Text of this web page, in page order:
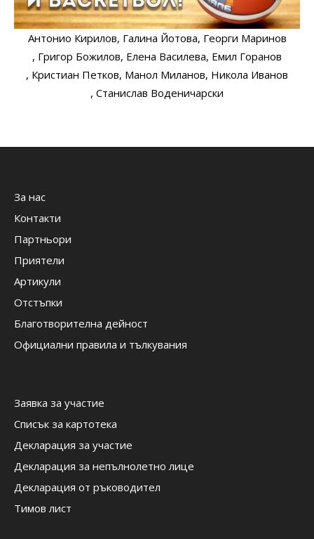
Антонио Кирилов, Галина Йотова, Георги Маринов
, Григор Божилов, Елена Василева, Емил Горанов
, Кристиан Петков, Манол Миланов, Никола Иванов
, Станислав Воденичарски
За нас
Контакти
Партньори
Приятели
Артикули
Отстъпки
Благотворителна дейност
Официални правила и тълкувания
Заявка за участие
Списък за картотека
Декларация за участие
Декларация за непълнолетно лице
Декларация от ръководител
Тимов лист